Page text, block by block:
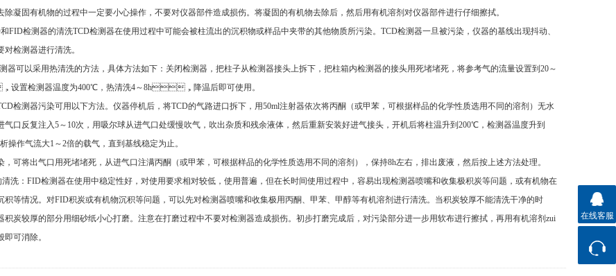
除凝固有机物的过程中一定要小心操作，不要对仪器部件造成损伤。将凝固的有机物去除后，然后用有机溶剂对仪器部件进行仔细擦拭。
测器的清洗TCD检测器在使用过程中可能会被柱流出的沉积物或样品中夹带的其他物质所污染。TCD检测器一旦被污染，仪器的基线出现抖动、
检测器进行清洗。
以采用热清洗的方法，具体方法如下：关闭检测器，把柱子从检测器接头上拆下，把柱箱内检测器的接头用死堵堵死，将参考气的流量设置到20～
置检测器温度为400℃，热清洗4～8h，降温后即可使用。
测器污染可用以下方法。仪器停机后，将TCD的气路进口拆下，用50ml注射器依次将丙酮（或甲苯，可根据样品的化学性质选用不同的溶剂）无水
气口反复注入5～10次，用吸尔球从进气口处缓慢吹气，吹出杂质和残余液体，然后重新安装好进气接头，开机后将柱温升到200℃，检测器温度升到
操作气流大1～2倍的载气，直到基线稳定为止。
可将出气口用死堵堵死，从进气口注满丙酮（或甲苯，可根据样品的化学性质选用不同的溶剂），保持8h左右，排出废液，然后按上述方法处理。
：FID检测器在使用中稳定性好，对使用要求相对较低，使用普遍，但在长时间使用过程中，容易出现检测器喷嘴和收集极积炭等问题，或有机物在
等情况。对FID积炭或有机物沉积等问题，可以先对检测器喷嘴和收集极用丙酮、甲苯、甲醇等有机溶剂进行清洗。当积炭较厚不能清洗干净的时
器积炭较厚的部分用细砂纸小心打磨。注意在打磨过程中不要对检测器造成损伤。初步打磨完成后，对污染部分进一步用软布进行擦拭，再用有机溶剂zui
可消除。
在线客服